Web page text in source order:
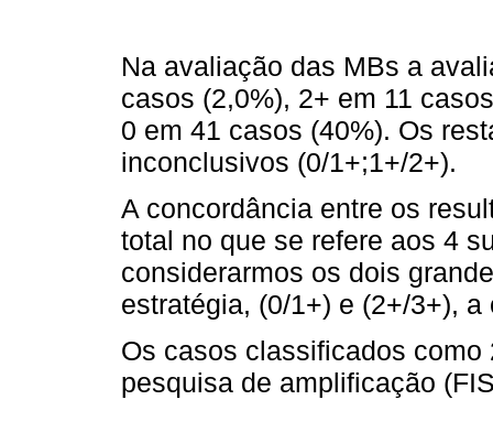
Na avaliação das MBs a
casos (2,0%), 2+ em 11
0 em 41 casos (40%). Os
inconclusivos (0/1+;1+/2+).
A concordância entre os
total no que se refere aos 4
considerarmos os dois
estratégia, (0/1+) e (2+/3+),
Os casos classificados
pesquisa de amplificação